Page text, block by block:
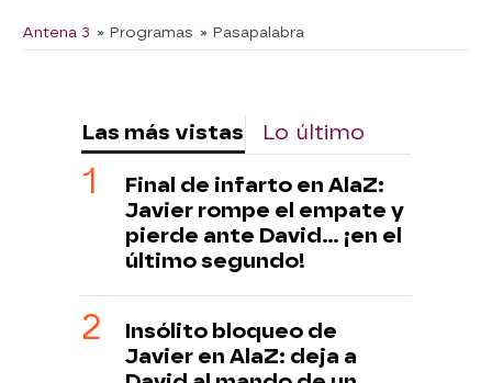
Antena 3 » Programas » Pasapalabra
Las más vistas Lo último
Final de infarto en AlaZ:
Javier rompe el empate y
pierde ante David... ¡en el
último segundo!
Insólito bloqueo de
Javier en AlaZ: deja a